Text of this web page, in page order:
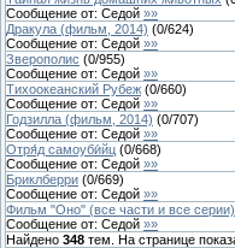
Сообщение от: Седой »»
Дракула (фильм, 2014) (0/624)
Сообщение от: Седой »»
Зверополис (0/955)
Сообщение от: Седой »»
Тихоокеанский Рубеж (0/660)
Сообщение от: Седой »»
Годзилла (фильм, 2014) (0/707)
Сообщение от: Седой »»
Отря́д самоуби́йц (0/668)
Сообщение от: Седой »»
Бриклберри (0/669)
Сообщение от: Седой »»
Фильм "Оно" (все части и все серии).
Сообщение от: Седой »»
Найдено 348 тем. На странице